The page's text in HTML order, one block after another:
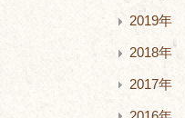
2019年
2018年
2017年